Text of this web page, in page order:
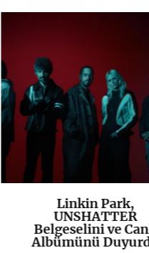
K+
Linkin Park,
UNSHATTER
Belgeselini ve
Albümünü